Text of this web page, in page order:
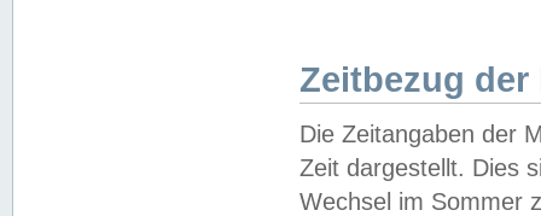
Zeitbezug der
Die Zeitangaben der
Zeit dargestellt. Dies
Wechsel im Sommer